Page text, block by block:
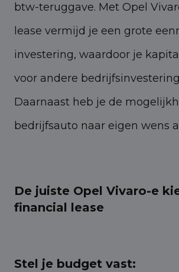
btw-teruggave. Met Opel
lease vermijd je een grote
investering, waardoor je
voor andere
Daarnaast heb je de
bedrijfsauto naar eigen wens
De juiste Opel Vivaro-e
financial lease
Stel je budget vast: